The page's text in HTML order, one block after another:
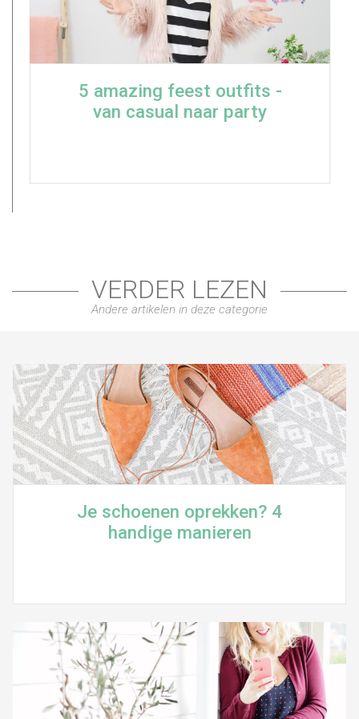
5 amazing feest outfits -
van casual naar party
VERDER LEZEN
Andere artikelen in deze categorie
Je schoenen oprekken? 4
handige manieren